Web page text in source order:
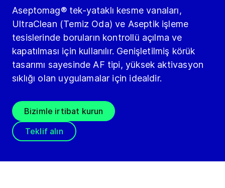
Aseptomag® tek-yataklı kesme vanaları,
UltraClean (Temiz Oda) ve Aseptik işleme
tesislerinde boruların kontrollü açılma ve
kapatılması için kullanılır. Genişletilmiş körük
tasarımı sayesinde AF tipi, yüksek aktivasyon
sıklığı olan uygulamalar için idealdir.
Bizimle irtibat kurun
Teklif alın